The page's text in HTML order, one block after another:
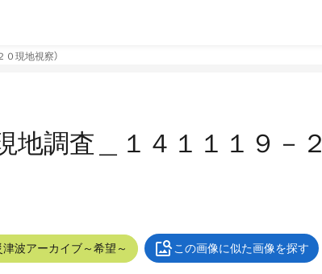
現地視察）
地調査＿１４１１１９－２
波アーカイブ～希望～ この画像に似た画像を探す